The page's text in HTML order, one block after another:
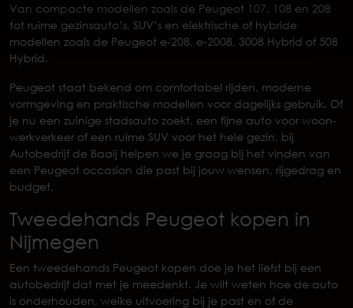
Van compacte modellen zoals de Peugeot 107, 108 en 208
tot ruime gezinsauto’s, SUV’s en elektrische of hybride
modellen zoals de Peugeot e-208, e-2008, 3008 Hybrid of 508
Hybrid.
Peugeot staat bekend om comfortabel rijden, moderne
vormgeving en praktische modellen voor dagelijks gebruik. Of
je nu een zuinige stadsauto zoekt, een fijne auto voor woon-
werkverkeer of een ruime SUV voor het hele gezin, bij
Autobedrijf de Baaij helpen we je graag bij het vinden van
een Peugeot occasion die past bij jouw wensen, rijgedrag en
budget.
Tweedehands Peugeot kopen in
Nijmegen
Een tweedehands Peugeot kopen doe je het liefst bij een
autobedrijf dat met je meedenkt. Je wilt weten hoe de auto
is onderhouden, welke uitvoering bij je past en of de